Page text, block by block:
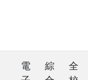
電
綜
全